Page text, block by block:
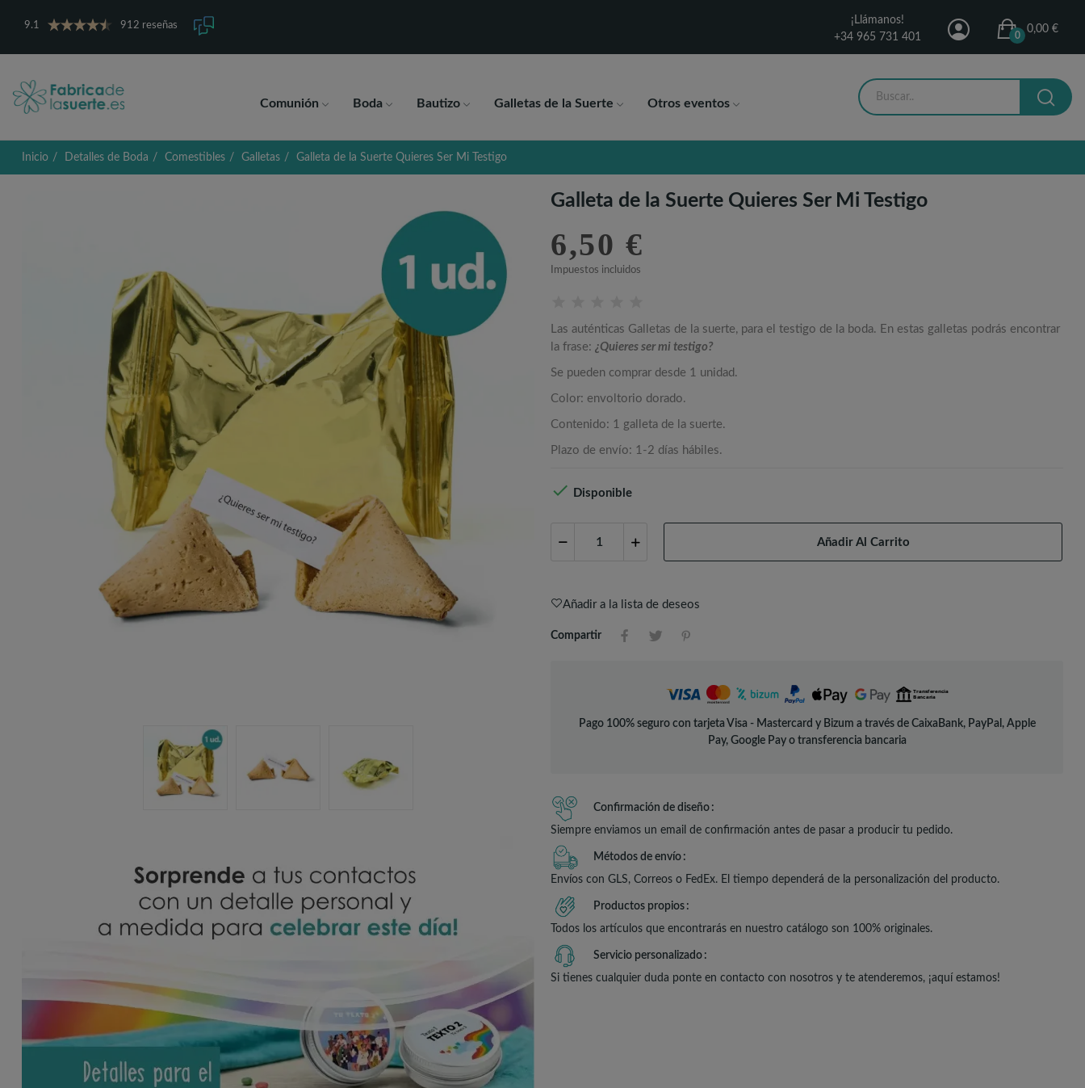
9.1 912 reseñas
¡Llámanos!
+34 965 731 401
0,00 €
0
Comunión Boda Bautizo Galletas de la Suerte Otros eventos
Inicio Detalles de Boda Comestibles Galletas Galleta de la Suerte Quieres Ser Mi Testigo
Galleta de la Suerte Quieres Ser Mi Testigo
6,50 €
Impuestos incluidos
Las auténticas Galletas de la suerte, para el testigo de la boda. En estas galletas podrás encontrar
la frase: ¿Quieres ser mi testigo?
Se pueden comprar desde 1 unidad.
Color: envoltorio dorado.
Contenido: 1 galleta de la suerte.
Plazo de envío: 1-2 días hábiles.
 Disponible
Añadir Al Carrito
Añadir a la lista de deseos
Compartir
Pago 100% seguro con tarjeta Visa - Mastercard y Bizum a través de CaixaBank, PayPal, Apple
Pay, Google Pay o transferencia bancaria
Confirmación de diseño
Siempre enviamos un email de confirmación antes de pasar a producir tu pedido.
Métodos de envío
Envíos con GLS, Correos o FedEx. El tiempo dependerá de la personalización del producto.
Productos propios
Todos los artículos que encontrarás en nuestro catálogo son 100% originales.
Servicio personalizado
Si tienes cualquier duda ponte en contacto con nosotros y te atenderemos, ¡aquí estamos!